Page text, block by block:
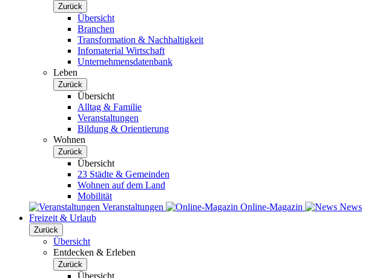
Zurück
Übersicht
Branchen
Transformation & Nachhaltigkeit
Infomaterial Wirtschaft
Unternehmensdatenbank
Leben
Zurück
Übersicht
Alltag & Familie
Veranstaltungen
Bildung & Orientierung
Wohnen
Zurück
Übersicht
23 Städte & Gemeinden
Wohnen auf dem Land
Mobilität
Veranstaltungen
Online-Magazin
News
Freizeit & Urlaub
Zurück
Übersicht
Entdecken & Erleben
Zurück
Übersicht